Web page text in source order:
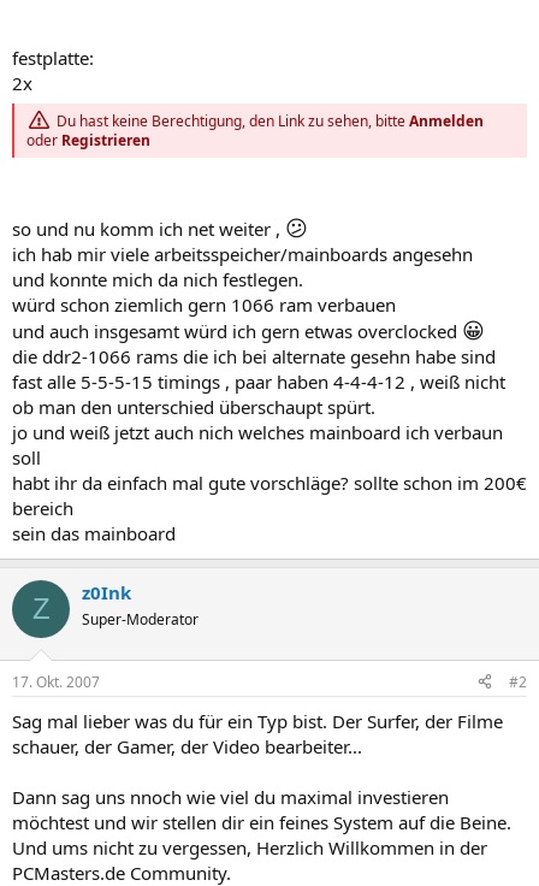
festplatte:
2x
Du hast keine Berechtigung, den Link zu sehen, bitteAnmelden
oder Registrieren
so und nu komm ich net weiter , 😕
ich hab mir viele arbeitsspeicher/mainboards angesehn
und konnte mich da nich festlegen.
würd schon ziemlich gern 1066 ram verbauen
und auch insgesamt würd ich gern etwas overclocked 😀
die ddr2-1066 rams die ich bei alternate gesehn habe sind
fast alle 5-5-5-15 timings , paar haben 4-4-4-12 , weiß nicht
ob man den unterschied überschaupt spürt.
jo und weiß jetzt auch nich welches mainboard ich verbaun
soll
habt ihr da einfach mal gute vorschläge? sollte schon im 200€
bereich
sein das mainboard
Z z0Ink
Super-Moderator
17. Okt. 2007 #2
Sag mal lieber was du für ein Typ bist. Der Surfer, der Filme
schauer, der Gamer, der Video bearbeiter...
Dann sag uns nnoch wie viel du maximal investieren
möchtest und wir stellen dir ein feines System auf die Beine.
Und ums nicht zu vergessen, Herzlich Willkommen in der
PCMasters.de Community.